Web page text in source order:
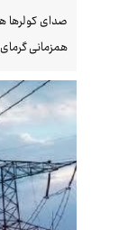
صدای کولرها
همزمانی